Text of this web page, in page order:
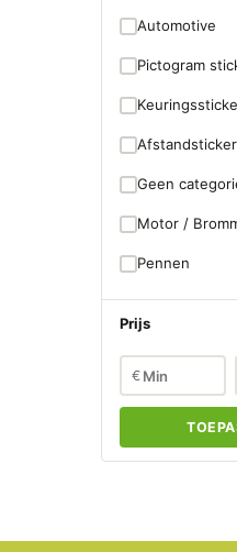
Automotive
Pictogram
Geen
Motor /
Pennen
Prijs
€